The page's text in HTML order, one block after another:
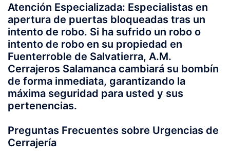
Atención Especializada: Especialistas en
apertura de puertas bloqueadas tras un
intento de robo. Si ha sufrido un robo o
intento de robo en su propiedad en
Fuenterroble de Salvatierra, A.M.
Cerrajeros Salamanca cambiará su bombín
de forma inmediata, garantizando la
máxima seguridad para usted y sus
pertenencias.
Preguntas Frecuentes sobre Urgencias de
Cerrajería